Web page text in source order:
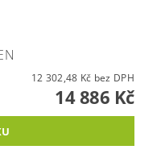
12 302,48 Kč bez DPH
14 886 Kč